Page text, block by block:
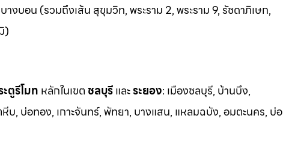
บอน (รวมถึงเส้น สุขุมวิท, พระราม 2, พระราม 9, รัชดาภิเษก,
)
ตูรีโมท หลักในเขต ชลบุรีและระยอง: เมืองชลบุรี, บ้านบึง,
หีบ, บ่อทอง, เกาะจันทร์, พัทยา, บางแสน, แหลมฉบัง, อมตะนคร, บ่อ